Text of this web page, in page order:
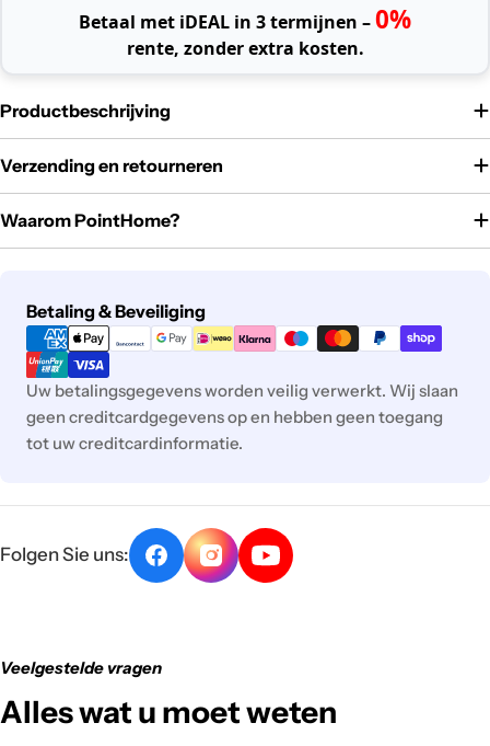
Betaal met iDEAL in 3 termijnen –0%
rente, zonder extra kosten.
Productbeschrijving
Verzending en retourneren
Waarom PointHome?
Betaling & Beveiliging
Betaalmethoden
Uw betalingsgegevens worden veilig verwerkt. Wij slaan
geen creditcardgegevens op en hebben geen toegang
tot uw creditcardinformatie.
Folgen Sie uns:
Veelgestelde vragen
Alles wat u moet weten